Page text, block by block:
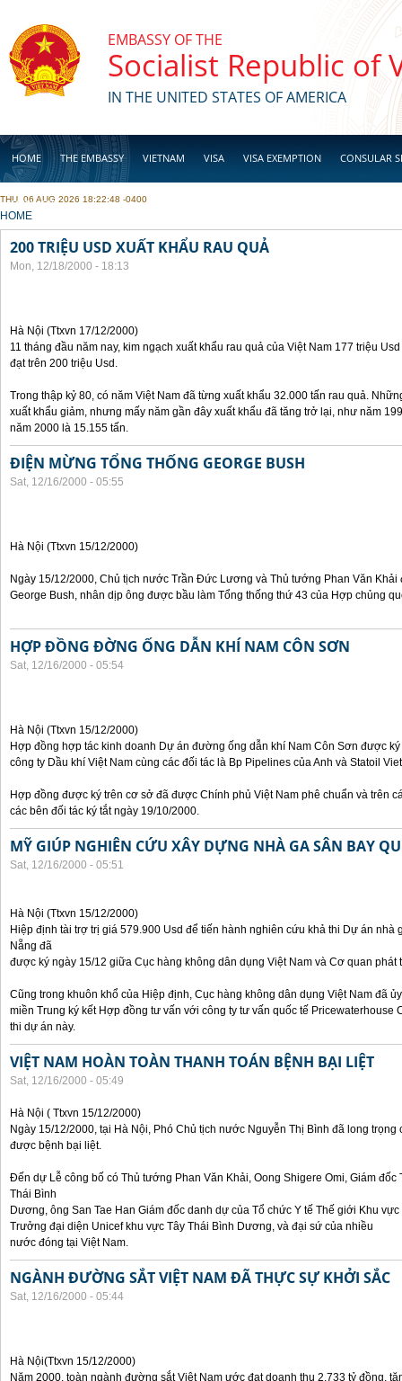
EMBASSY OF THE
Socialist Republic of
IN THE UNITED STATES OF AMERICA
HOME THE EMBASSY VIETNAM VISA VISA EXEMPTION CONSULAR
BUSINESS
THU, 06 AUG 2026 18:22:48 -0400
YOU ARE HERE
HOME
200 TRIỆU USD XUẤT KHẨU RAU QUẢ
Mon, 12/18/2000 - 18:13
Hà Nội (Ttxvn 17/12/2000)
11 tháng đầu năm nay, kim ngạch xuất khẩu rau quả của Việt Nam 177 triệu
đạt trên 200 triệu Usd.
Trong thập kỷ 80, có năm Việt Nam đã từng xuất khẩu 32.000 tấn rau quả.
xuất khẩu giảm, nhưng mấy năm gần đây xuất khẩu đã tăng trở lại, như năm
năm 2000 là 15.155 tấn.
ĐIỆN MỪNG TỔNG THỐNG GEORGE BUSH
Sat, 12/16/2000 - 05:55
Hà Nội (Ttxvn 15/12/2000)
Ngày 15/12/2000, Chủ tịch nước Trần Đức Lương và Thủ tướng Phan Văn
George Bush, nhân dịp ông được bầu làm Tổng thống thứ 43 của Hợp chủng
HỢP ĐỒNG ĐỜNG ỐNG DẪN KHÍ NAM CÔN SƠN
Sat, 12/16/2000 - 05:54
Hà Nội (Ttxvn 15/12/2000)
Hợp đồng hợp tác kinh doanh Dự án đường ống dẫn khí Nam Côn Sơn được
công ty Dầu khí Việt Nam cùng các đối tác là Bp Pipelines của Anh và Statoil
Hợp đồng được ký trên cơ sở đã được Chính phủ Việt Nam phê chuẩn và trên
các bên đối tác ký tắt ngày 19/10/2000.
MỸ GIÚP NGHIÊN CỨU XÂY DỰNG NHÀ GA SÂN BAY
Sat, 12/16/2000 - 05:51
Hà Nội (Ttxvn 15/12/2000)
Hiệp định tài trợ trị giá 579.900 Usd để tiến hành nghiên cứu khả thi Dự án nhà
Nẵng đã
được ký ngày 15/12 giữa Cục hàng không dân dụng Việt Nam và Cơ quan phát
Cũng trong khuôn khổ của Hiệp định, Cục hàng không dân dụng Việt Nam đã
miền Trung ký kết Hợp đồng tư vấn với công ty tư vấn quốc tế Pricewaterhouse
thi dự án này.
VIỆT NAM HOÀN TOÀN THANH TOÁN BỆNH BẠI LIỆT
Sat, 12/16/2000 - 05:49
Hà Nội ( Ttxvn 15/12/2000)
Ngày 15/12/2000, tại Hà Nội, Phó Chủ tịch nước Nguyễn Thị Bình đã long trọng
được bệnh bại liệt.
Đến dự Lễ công bố có Thủ tướng Phan Văn Khải, Oong Shigere Omi, Giám đốc
Thái Bình
Dương, ông San Tae Han Giám đốc danh dự của Tổ chức Y tế Thế giới Khu
Trưởng đại diện Unicef khu vực Tây Thái Bình Dương, và đại sứ của nhiều
nước đóng tại Việt Nam.
NGÀNH ĐƯỜNG SẮT VIỆT NAM ĐÃ THỰC SỰ KHỞI SẮC
Sat, 12/16/2000 - 05:44
Hà Nội(Ttxvn 15/12/2000)
Năm 2000, toàn ngành đường sắt Việt Nam ước đạt doanh thu 2.733 tỷ đồng,